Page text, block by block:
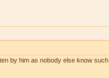
by him as nobody else know such